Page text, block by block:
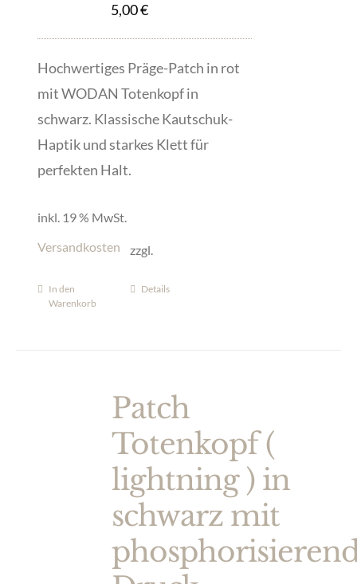
5,00€
Hochwertiges Präge-Patch in rot
mit WODAN Totenkopf in
schwarz. Klassische Kautschuk-
Haptik und starkes Klett für
perfekten Halt.
inkl. 19 % MwSt.
zzgl.
Versandkosten
In den
Warenkorb
Details
Patch
Totenkopf (
lightning ) in
schwarz mit